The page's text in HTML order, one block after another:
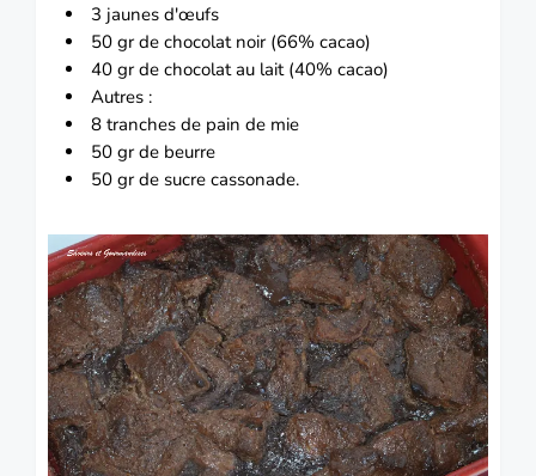
3 jaunes d'œufs
50 gr de chocolat noir (66% cacao)
40 gr de chocolat au lait (40% cacao)
Autres :
8 tranches de pain de mie
50 gr de beurre
50 gr de sucre cassonade.